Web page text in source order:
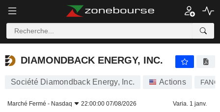
DIAMONDBACK ENERGY, INC.
Société Diamondback Energy, Inc. Actions FANG
Marché Fermé - Nasdaq 22:00:00 07/08/2026 Varia. 1 janv.